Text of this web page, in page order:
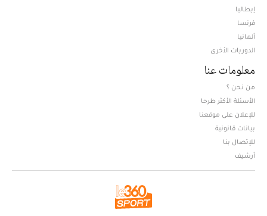
إيطاليا
فرنسا
ألمانيا
الدوريات الأخرى
معلومات عنا
من نحن ؟
الأسئلة الأكثر طرحا
للإعلان على موقعنا
بيانات قانونية
للإتصال بنا
أرشيف